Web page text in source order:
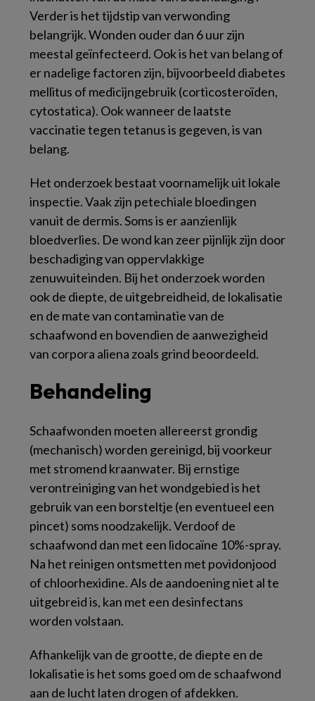
Verder is het tijdstip van verwonding
belangrijk. Wonden ouder dan 6 uur zijn
meestal geïnfecteerd. Ook is het van belang of
er nadelige factoren zijn, bijvoorbeeld diabetes
mellitus of medicijngebruik (corticosteroïden,
cytostatica). Ook wanneer de laatste
vaccinatie tegen tetanus is gegeven, is van
belang.
Het onderzoek bestaat voornamelijk uit lokale
inspectie. Vaak zijn petechiale bloedingen
vanuit de dermis. Soms is er aanzienlijk
bloedverlies. De wond kan zeer pijnlijk zijn door
beschadiging van oppervlakkige
zenuwuiteinden. Bij het onderzoek worden
ook de diepte, de uitgebreidheid, de lokalisatie
en de mate van contaminatie van de
schaafwond en bovendien de aanwezigheid
van corpora aliena zoals grind beoordeeld.
Behandeling
Schaafwonden moeten allereerst grondig
(mechanisch) worden gereinigd, bij voorkeur
met stromend kraanwater. Bij ernstige
verontreiniging van het wondgebied is het
gebruik van een borsteltje (en eventueel een
pincet) soms noodzakelijk. Verdoof de
schaafwond dan met een lidocaïne 10%-spray.
Na het reinigen ontsmetten met povidonjood
of chloorhexidine. Als de aandoening niet al te
uitgebreid is, kan met een desinfectans
worden volstaan.
Afhankelijk van de grootte, de diepte en de
lokalisatie is het soms goed om de schaafwond
aan de lucht laten drogen of afdekken.